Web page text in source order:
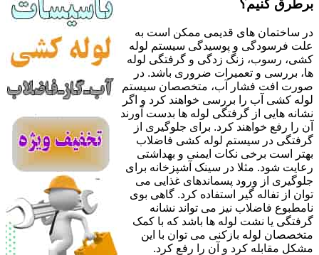
برطرق کنیم؟
در ساختمان های قدیمی ممکن است به
علت فرسودگی و پوسیدگی سیستم لوله
کشی، رسوب، زنگ زدگی و گرفتگی لوله
ها، بررسی و تعمیرات ضروری باشد. در
صورت افت فشار آب، متخصصان سیستم
لوله کشی آب را بررسی خواهند کرد و اگر
نشانه هایی از گرفتگی لوله ها بدست آورند
آن را رفع خواهند کرد. برای جلوگیری از
گرفتگی در سیستم لوله کشی فاضلاب
بهتر است برخی نکات ایمنی و بهداشتی
رعایت شود. مثلا در سینک آشپزخانه برای
جلوگیری از ورود پسماندهای غذایی می
توان از تفاله گیر استفاده کرد. گاهی بوی
نامطبوع فاضلاب نیز می تواند نشانه
گرفتگی یا نشت لوله ها باشد که با کمک
متخصصان لوله بازکنی می توان با این
مشکل مقابله کرد و آن را رفع کرد.